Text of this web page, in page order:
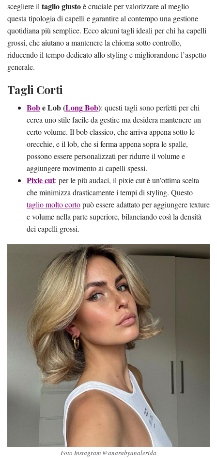
scegliere il taglio giustoè cruciale per valorizzare al meglio
questa tipologia di capelli e garantire al contempo una gestione
quotidiana più semplice. Ecco alcuni tagli ideali per chi ha capelli
grossi, che aiutano a mantenere la chioma sotto controllo,
riducendo il tempo dedicato allo styling e migliorandone l’aspetto
generale.
Tagli Corti
Bobe Lob (Long Bob): questi tagli sono perfetti per chi
cerca uno stile facile da gestire ma desidera mantenere un
certo volume. Il bob classico, che arriva appena sotto le
orecchie, e il lob, che si ferma appena sopra le spalle,
possono essere personalizzati per ridurre il volume e
aggiungere movimento ai capelli spessi.
Pixie cut: per le più audaci, il pixie cut è un’ottima scelta
che minimizza drasticamente i tempi di styling. Questo
taglio molto cortopuò essere adattato per aggiungere texture
e volume nella parte superiore, bilanciando così la densità
dei capelli grossi.
Foto Instagram @anarabyanalerida